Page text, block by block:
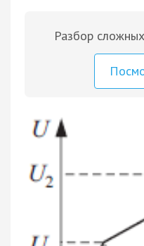
Разбор